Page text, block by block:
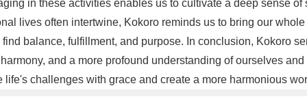
in these activities enables us to cultivate a deep sense
lives often intertwine, Kokoro reminds us to bring our
balance, fulfillment, and purpose. In conclusion, Kokoro
and a more profound understanding of ourselves
challenges with grace and create a more harmonious